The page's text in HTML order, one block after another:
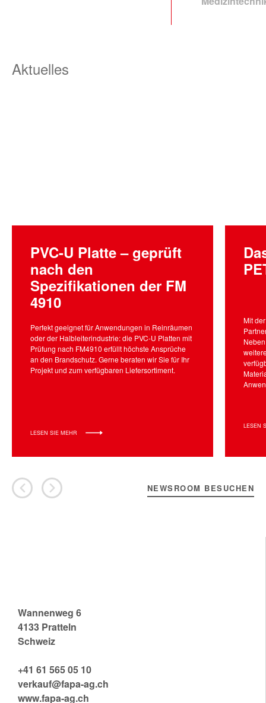
Aktuelles
PVC-U Platte – geprüft
nach den
Spezifikationen der FM
4910
Perfekt geeignet für Anwendungen in Reinräumen
oder der Halbleiterindustrie: die PVC-U Platten mit
Prüfung nach FM4910 erfüllt höchste Ansprüche
an den Brandschutz. Gerne beraten wir Sie für Ihr
Projekt und zum verfügbaren Liefersortiment.
LESEN SIE MEHR
Mit
LESEN
NEWSROOM BESUCHEN
Wannenweg 6
4133 Pratteln
Schweiz
+41 61 565 05 10
verkauf@fapa-ag.ch
www.fapa-ag.ch